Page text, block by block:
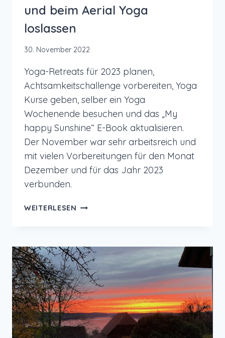
und beim Aerial Yoga
loslassen
30. November 2022
Yoga-Retreats für 2023 planen,
Achtsamkeitschallenge vorbereiten, Yoga
Kurse geben, selber ein Yoga
Wochenende besuchen und das „My
happy Sunshine“ E-Book aktualisieren.
Der November war sehr arbeitsreich und
mit vielen Vorbereitungen für den Monat
Dezember und für das Jahr 2023
verbunden.
WEITERLESEN MONATSRÜCKBLICK
YOGA-
RETREATS
PLANEN
UND
BEIM
AERIAL
YOGA
LOSLASSEN